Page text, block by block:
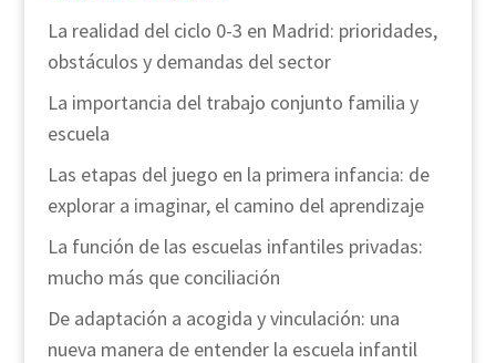
La realidad del ciclo 0-3 en Madrid: prioridades,
obstáculos y demandas del sector
La importancia del trabajo conjunto familia y
escuela
Las etapas del juego en la primera infancia: de
explorar a imaginar, el camino del aprendizaje
La función de las escuelas infantiles privadas:
mucho más que conciliación
De adaptación a acogida y vinculación: una
nueva manera de entender la escuela infantil